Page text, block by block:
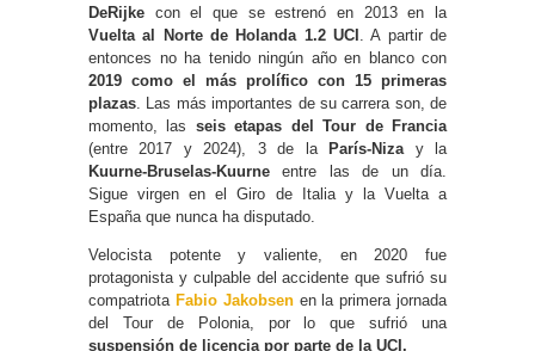
DeRijke con el que se estrenó en 2013 en la
Vuelta al Norte de Holanda 1.2 UCI . A partir de
entonces no ha tenido ningún año en blanco con
2019 como el más prolífico con 15 primeras
plazas . Las más importantes de su carrera son, de
momento, las seis etapas del Tour de Francia
(entre 2017 y 2024), 3 de laParís-Niza y la
Kuurne-Bruselas-Kuurne entre las de un día.
Sigue virgen en el Giro de Italia y la Vuelta a
España que nunca ha disputado.
Velocista potente y valiente, en 2020 fue
protagonista y culpable del accidente que sufrió su
compatriota Fabio Jakobsenen la primera jornada
del Tour de Polonia, por lo que sufrió una
suspensión de licencia por parte de la UCI.